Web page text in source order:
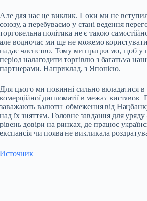
Але для нас це виклик. Поки ми не
союзу, а перебуваємо у стані ведення
торговельна політика не є такою
але водночас ми ще не можемо
надає членство. Тому ми працюємо, щоб у
період налагодити торгівлю з багатьма
партнерами. Наприклад, з Японією.
Для цього ми повинні сильно вкладатися в
комерційної дипломатії в межах
заважають валютні обмеження від
над їх зняттям. Головне завдання для
рівень довіри на ринках, де працює
експансія чи поява не викликала
Источник